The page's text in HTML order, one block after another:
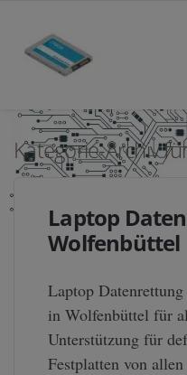
Kategorie-Archiv
Laptop
Wolfenbüttel
Laptop
in Wolfenbüttel für
Unterstützung für
Festplatten von